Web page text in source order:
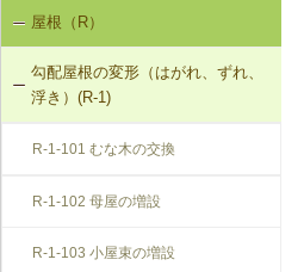
天井のたわみ（C-1）
屋根（R）
勾配屋根の変形（はがれ、ずれ、
浮き）(R-1)
R-1-101 むな木の交換
R-1-102 母屋の増設
R-1-103 小屋束の増設